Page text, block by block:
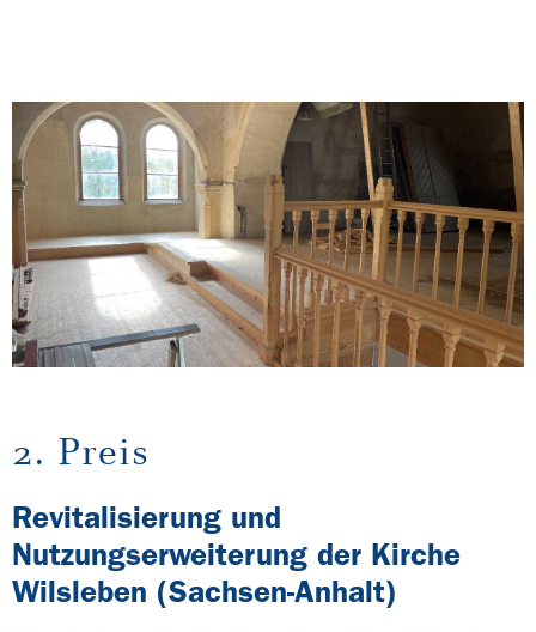
2. Preis
Revitalisierung und
Nutzungserweiterung der Kirche
Wilsleben (Sachsen-Anhalt)